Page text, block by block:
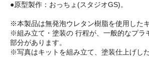
●原型製作：おっちょ(スタジオGS)。
※本製品は無発泡ウレタン樹脂を使用したキ
※組み立て・塗装の 行程が、一般的なプラ
部分があります。
※写真はキットを組み立て、塗装仕上げした